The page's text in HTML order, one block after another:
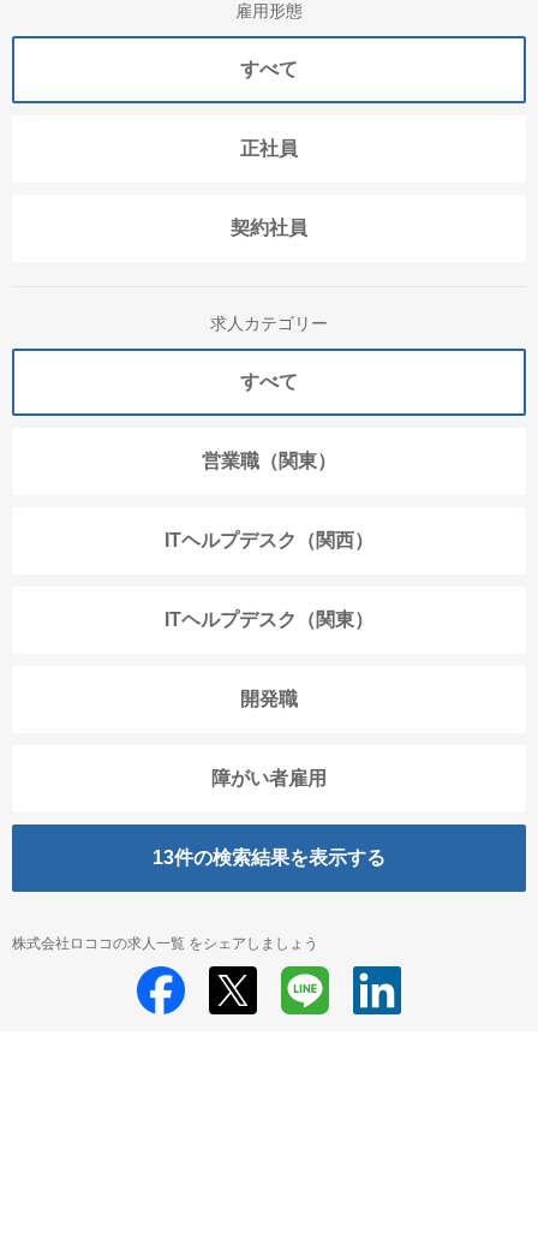
雇用形態
すべて
正社員
契約社員
求人カテゴリー
すべて
営業職（関東）
ITヘルプデスク（関西）
ITヘルプデスク（関東）
開発職
障がい者雇用
13件の検索結果を表示する
株式会社ロココの求人一覧 をシェアしましょう